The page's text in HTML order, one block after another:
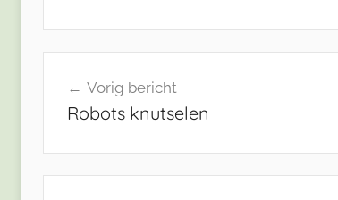
navigatie
Vorig bericht
Robots knutselen